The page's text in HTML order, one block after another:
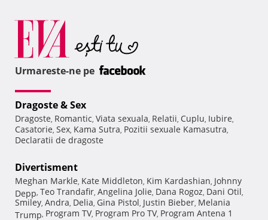
Urmareste-ne pe
Dragoste & Sex
Dragoste, Romantic, Viata sexuala, Relatii, Cuplu, Iubire,
Casatorie, Sex, Kama Sutra, Pozitii sexuale Kamasutra,
Declaratii de dragoste
Divertisment
Meghan Markle, Kate Middleton, Kim Kardashian, Johnny
Depp, Teo Trandafir, Angelina Jolie, Dana Rogoz, Dani Otil,
Smiley, Andra, Delia, Gina Pistol, Justin Bieber, Melania
Trump, Program TV, Program Pro TV, Program Antena 1